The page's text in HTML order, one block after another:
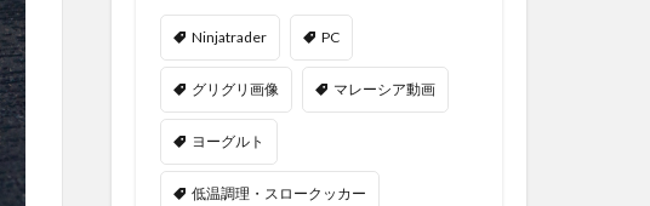
Ninjatrader PC
グリグリ画像 マレーシア動画
ヨーグルト
低温調理・スロークッカー